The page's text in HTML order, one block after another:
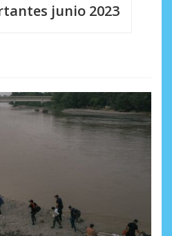
junio 2023